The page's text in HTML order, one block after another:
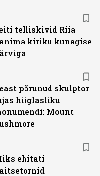
telliskivid Riia
kiriku kunagise
põrunud skulptor
hiiglasliku
Mount
ehitati